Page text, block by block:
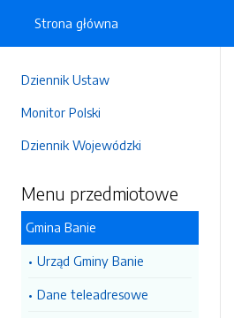
Dziennik Ustaw
Monitor Polski
Dziennik Wojewódzki
Menu przedmiotowe
Gmina Banie
Urząd Gminy Banie
Dane teleadresowe
Strona główna